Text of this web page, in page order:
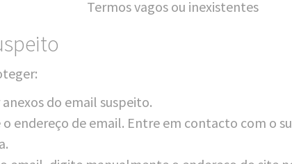
Ter­mos vagos ou inexistentes
do email suspeito.
end­e­re­ço de email. Ent­re em con­ta­c­to com o